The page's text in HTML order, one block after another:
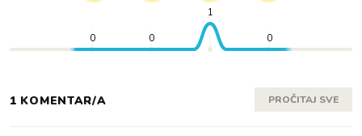
0 0
1
0
1 KOMENTAR/A PROČITAJ SVE